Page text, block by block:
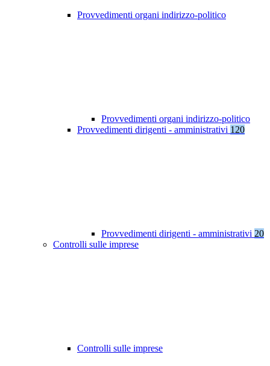
Provvedimenti organi indirizzo-politico
Provvedimenti organi indirizzo-politico
Provvedimenti dirigenti - amministrativi 120
Provvedimenti dirigenti - amministrativi 20
Controlli sulle imprese
Controlli sulle imprese